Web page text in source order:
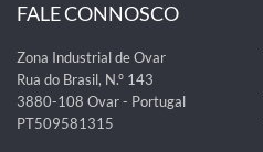
FALE CONNOSCO
Zona Industrial de Ovar
Rua do Brasil, N.º 143
3880-108 Ovar - Portugal
PT509581315